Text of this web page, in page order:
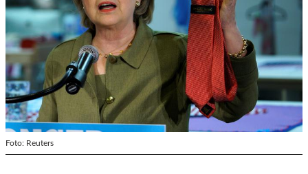
Foto: Reuters